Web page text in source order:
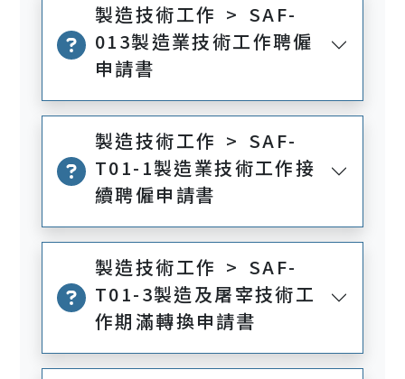
製造技術工作 > SAF-
013製造業技術工作聘僱
申請書
製造技術工作 > SAF-
T01-1製造業技術工作接
續聘僱申請書
製造技術工作 > SAF-
T01-3製造及屠宰技術工
作期滿轉換申請書